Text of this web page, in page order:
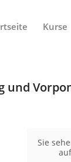
Kurse
und
Sie